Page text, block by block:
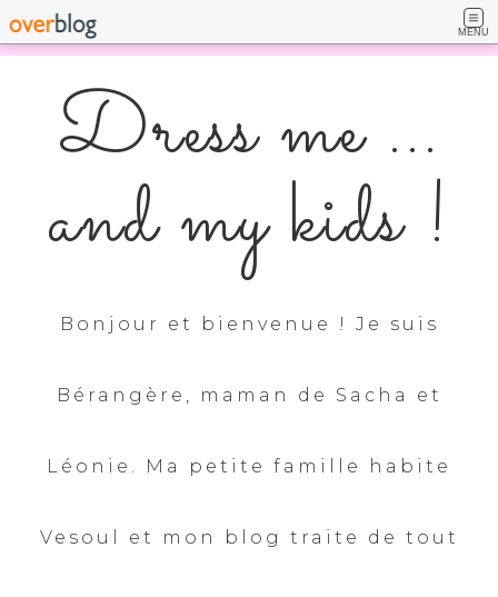
MENU
Dress me ...
and my kids !
Bonjour et bienvenue ! Je suis
Bérangère, maman de Sacha et
Léonie. Ma petite famille habite
Vesoul et mon blog traite de tout